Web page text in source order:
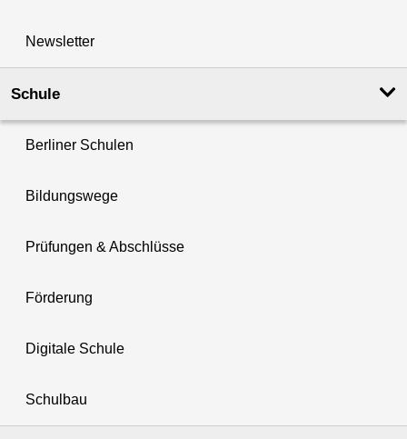
Newsletter
Schule
Berliner Schulen
Bildungswege
Prüfungen & Abschlüsse
Förderung
Digitale Schule
Schulbau